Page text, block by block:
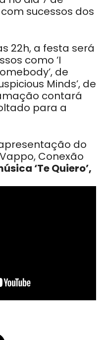
sucessos dos
22h, a festa será
como ‘I
de
Minds’, de
contará
para a
do
Conexão
‘Te Quiero’,